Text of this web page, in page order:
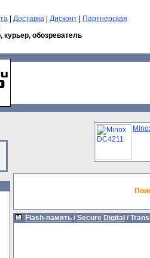
| Доставка| Дисконт|
Партнерская
обозреватель
Flash-память / Secure Digital /